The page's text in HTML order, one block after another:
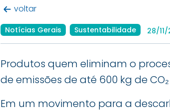
voltar
Notícias Gerais Sustentabilidade 28/
Produtos quem eliminam o
de emissões de até 600 kg de
Em um movimento para a